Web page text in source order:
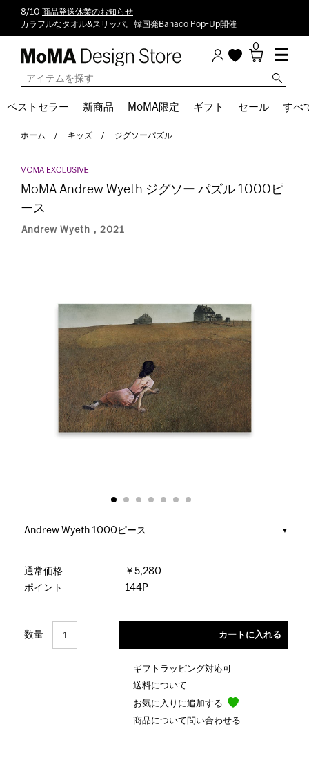
8/10 商品発送休業のお知らせ
カラフルなタオル&スリッパ。 韓国発Banaco Pop-Up開催
0
ベストセラー 新商品 MoMA限定 ギフト セール すべ
ホーム キッズ ジグソーパズル
MoMA Andrew Wyeth ジグソー パズル 1000ピ
ース
Andrew Wyeth，2021
Andrew Wyeth 1000ピース
通常価格
￥5,280
ポイント
144P
数量
ギフトラッピング対応可
送料について
お気に入りに追加する
商品について問い合わせる